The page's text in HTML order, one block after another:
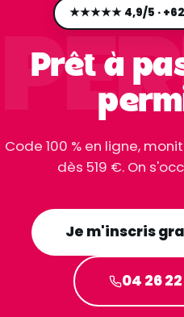
★★★★★ 4,9/5 ·
Prêt à
Code 100 % en ligne,
dès 519 €. On
Je m'inscris
04 26 22